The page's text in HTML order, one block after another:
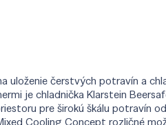
uloženie čerstvých potravín a
je chladnička Klarstein
pre širokú škálu potravín
Cooling Concept rozličné